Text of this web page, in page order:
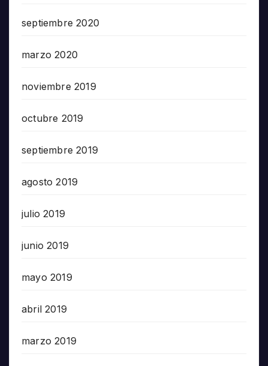
septiembre 2020
marzo 2020
noviembre 2019
octubre 2019
septiembre 2019
agosto 2019
julio 2019
junio 2019
mayo 2019
abril 2019
marzo 2019